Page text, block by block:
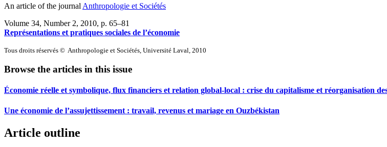
An article of the journal Anthropologie et Sociétés
Volume 34, Number 2, 2010, p. 65–81
Représentations et pratiques sociales de l’économie
Tous droits réservés © Anthropologie et Sociétés, Université Laval, 2010
Browse the articles in this issue
Économie réelle et symbolique, flux financiers et relation global-local : crise du capitalisme et réorganisation
Une économie de l’assujettissement : travail, revenus et mariage en Ouzbékistan
Article outline